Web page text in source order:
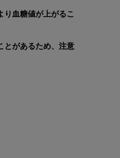
血糖値が上がるこ
とがあるため、注意